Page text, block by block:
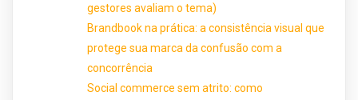
gestores avaliam o tema)
Brandbook na prática: a consistência visual que
protege sua marca da confusão com a
concorrência
Social commerce sem atrito: como